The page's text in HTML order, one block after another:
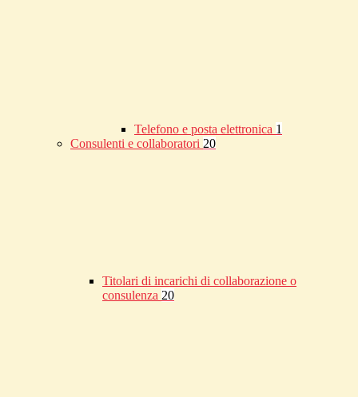
Telefono e posta elettronica 1
Consulenti e collaboratori 20
Titolari di incarichi di collaborazione o
consulenza 20